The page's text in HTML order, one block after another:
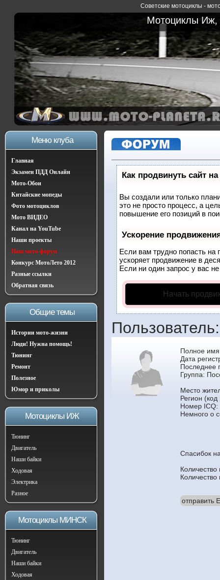
Советские мотоциклы -
Мотоциклы Иж,
Меню клуба
Главная
Экзамен ПДД Онлайн
Мото-Обои
Китайские мопеды
Фото мотоциклов
Мото ВИДЕО
Канал на YouTube
Наши проекты
Наш мото-форум
Конкурс МотоЛето 2012
Разные ссылки
Обратная связь
Общие темы
Истории мото-жизни
Люди! Нужна помощь!
Тюнинг
Ремонт
Полезное
Юмор и приколы
Мотоциклы ИЖ
Тюнинг
Двигатель
Наши байки
Ходовая
Электрика
Разное
Мотоциклы МИНСК
Тюнинг
Двигатель
Наши байки
Ходовая
Как продвинуть сайт
Вы создали или только
это не просто процесс, а
повышение его позиций в
Ускорение
Если вам трудно попасть на
ускоряет продвижение в
Если ни один запрос у вас
Начать
Полное
Дата
Последнее
Группа:
Место
Регион (код
Номер ICQ:
Немного о
Спасибок
отправить